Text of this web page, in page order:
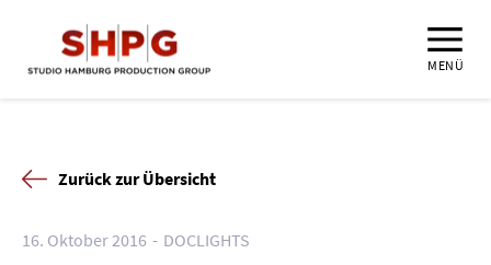
MENÜ
Zurück zur Übersicht
16. Oktober 2016 DOCLIGHTS